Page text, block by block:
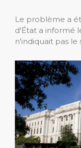
Le problème a
d'État a informé
n'indiquait pas le